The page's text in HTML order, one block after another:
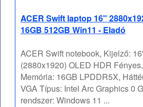
ACER Swift laptop 16"
16GB 512GB Win11 - Eladó
ACER Swift notebook, Kijelző:
(2880x1920) OLED HDR
Memória: 16GB LPDDR5X,
VGA Típus: Intel Arc Graphics 0
rendszer: Windows 11 ...